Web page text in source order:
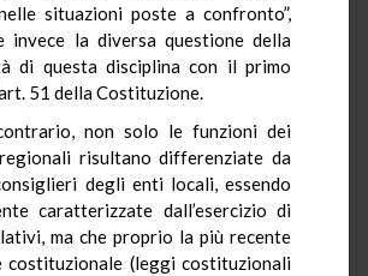
situazioni poste a confronto”,
invece la diversa questione della
di questa disciplina con il primo
51 della Costituzione.
non solo le funzioni dei
risultano differenziate da
degli enti locali, essendo
caratterizzate dall’esercizio di
ma che proprio la più recente
costituzionale (leggi costituzionali